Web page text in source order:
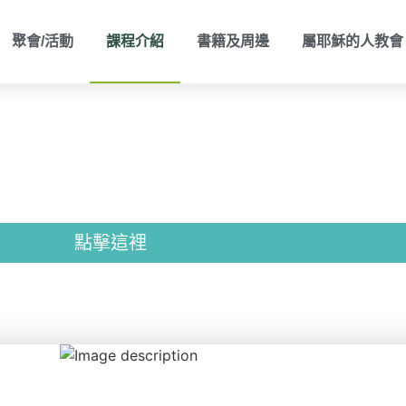
聚會/活動 課程介紹 書籍及周邊 屬耶穌的人教會
點擊這裡